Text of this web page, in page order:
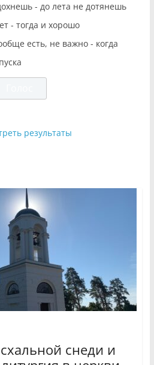
- до лета не дотянешь
- тогда и хорошо
есть, не важно - когда
результаты
снеди и